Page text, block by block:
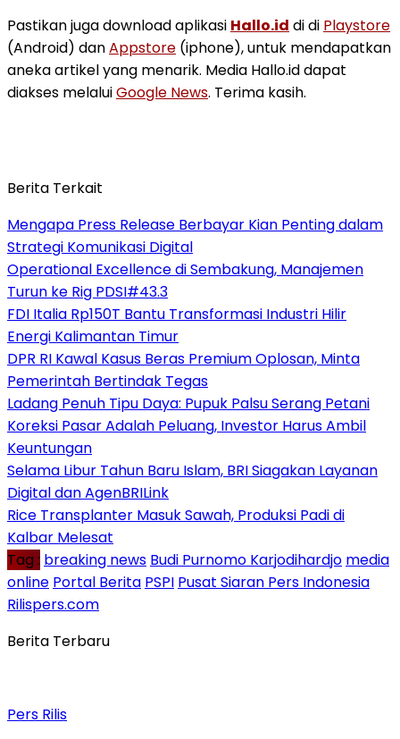
Pastikan juga download aplikasi Hallo.id di di Playstore
(Android) danAppstore (iphone), untuk mendapatkan
aneka artikel yang menarik. Media Hallo.id dapat
diakses melaluiGoogle News. Terima kasih.
Berita Terkait
Mengapa Press Release Berbayar Kian Penting dalam
Strategi Komunikasi Digital
Operational Excellence di Sembakung, Manajemen
Turun ke Rig PDSI#43.3
FDI Italia Rp150T Bantu Transformasi Industri Hilir
Energi Kalimantan Timur
DPR RI Kawal Kasus Beras Premium Oplosan, Minta
Pemerintah Bertindak Tegas
Ladang Penuh Tipu Daya: Pupuk Palsu Serang Petani
Koreksi Pasar Adalah Peluang, Investor Harus Ambil
Keuntungan
Selama Libur Tahun Baru Islam, BRI Siagakan Layanan
Digital dan AgenBRILink
Rice Transplanter Masuk Sawah, Produksi Padi di
Kalbar Melesat
Tag : breaking news Budi Purnomo Karjodihardjo media
online Portal Berita PSPI Pusat Siaran Pers Indonesia
Rilispers.com
Berita Terbaru
Pers Rilis